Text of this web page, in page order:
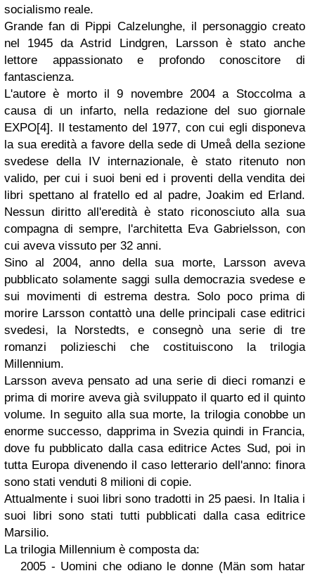
socialismo reale.
Grande fan di Pippi Calzelunghe, il personaggio creato
nel 1945 da Astrid Lindgren, Larsson è stato anche
lettore appassionato e profondo conoscitore di
fantascienza.
L'autore è morto il 9 novembre 2004 a Stoccolma a
causa di un infarto, nella redazione del suo giornale
EXPO[4]. Il testamento del 1977, con cui egli disponeva
la sua eredità a favore della sede di Umeå della sezione
svedese della IV internazionale, è stato ritenuto non
valido, per cui i suoi beni ed i proventi della vendita dei
libri spettano al fratello ed al padre, Joakim ed Erland.
Nessun diritto all'eredità è stato riconosciuto alla sua
compagna di sempre, l'architetta Eva Gabrielsson, con
cui aveva vissuto per 32 anni.
Sino al 2004, anno della sua morte, Larsson aveva
pubblicato solamente saggi sulla democrazia svedese e
sui movimenti di estrema destra. Solo poco prima di
morire Larsson contattò una delle principali case editrici
svedesi, la Norstedts, e consegnò una serie di tre
romanzi polizieschi che costituiscono la trilogia
Millennium.
Larsson aveva pensato ad una serie di dieci romanzi e
prima di morire aveva già sviluppato il quarto ed il quinto
volume. In seguito alla sua morte, la trilogia conobbe un
enorme successo, dapprima in Svezia quindi in Francia,
dove fu pubblicato dalla casa editrice Actes Sud, poi in
tutta Europa divenendo il caso letterario dell'anno: finora
sono stati venduti 8 milioni di copie.
Attualmente i suoi libri sono tradotti in 25 paesi. In Italia i
suoi libri sono stati tutti pubblicati dalla casa editrice
Marsilio.
La trilogia Millennium è composta da:
2005 - Uomini che odiano le donne (Män som hatar